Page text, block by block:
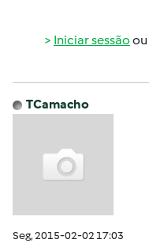
Iniciar sessão ou
TCamacho
Seg, 2015-02-02 17:03